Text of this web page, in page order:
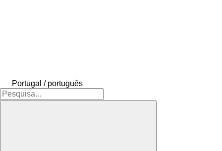
Portugal / português